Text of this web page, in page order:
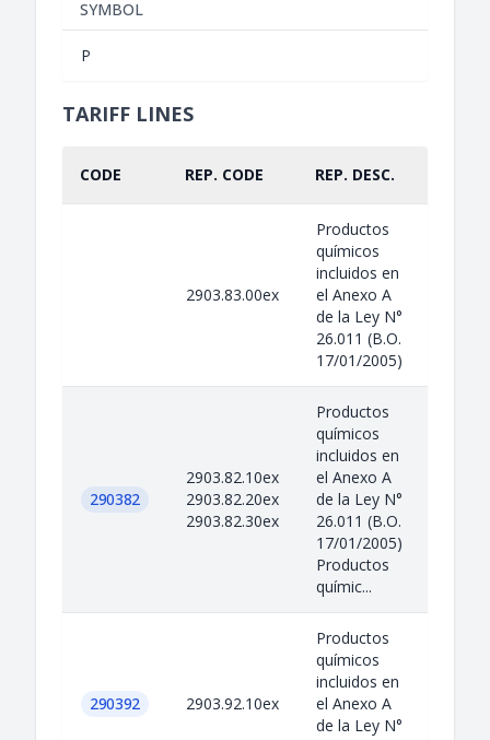
SYMBOL
P
TARIFF LINES
CODE REP. CODE REP. DESC.
2903.83.00ex
Productos
químicos
incluidos en
el Anexo A
de la Ley N°
26.011 (B.O.
17/01/2005)
290382
2903.82.10ex
2903.82.20ex
2903.82.30ex
Productos
químicos
incluidos en
el Anexo A
de la Ley N°
26.011 (B.O.
17/01/2005)
Productos
químic...
290392 2903.92.10ex
Productos
químicos
incluidos en
el Anexo A
de la Ley N°